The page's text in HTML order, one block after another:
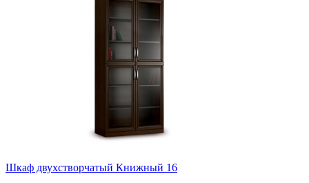
Шкаф двухстворчатый Книжный 16